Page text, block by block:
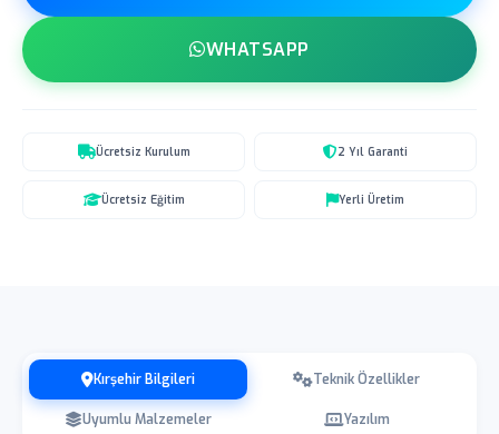
WHATSAPP
Ücretsiz Kurulum 2 Yıl Garanti
Ücretsiz Eğitim Yerli Üretim
Kırşehir Bilgileri Teknik Özellikler
Uyumlu Malzemeler Yazılım